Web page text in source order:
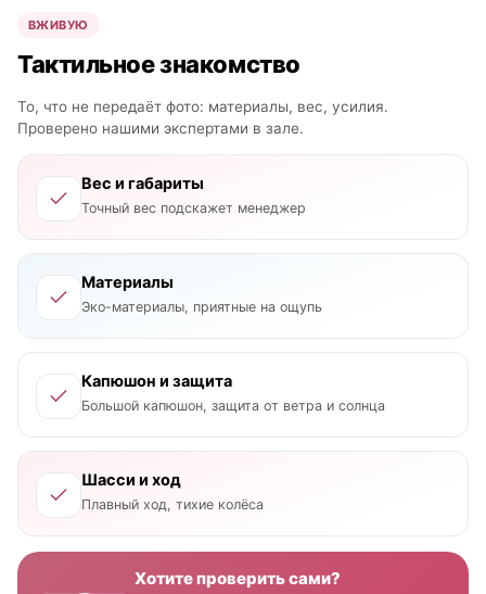
ВЖИВУЮ
Тактильное знакомство
То, что не передаёт фото: материалы, вес, усилия.
Проверено нашими экспертами в зале.
Вес и габариты
Точный вес подскажет менеджер
Материалы
Эко-материалы, приятные на ощупь
Капюшон и защита
Большой капюшон, защита от ветра и солнца
Шасси и ход
Плавный ход, тихие колёса
Хотите проверить сами?